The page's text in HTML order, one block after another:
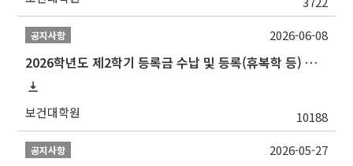
공지사항
2026학년도 제2학기 등록금 수납 및 등록(휴복학 등) 일정 안내
보건대학원 10188
2026-06-08
공지사항 2026-05-27